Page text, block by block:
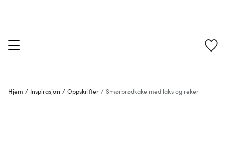
Hjem / Inspirasjon / Oppskrifter / Smørbrødkake med laks og reker